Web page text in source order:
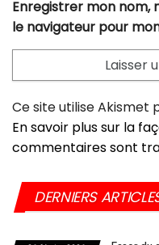
Enregistrer mon nom,
le navigateur pour
Ce site utilise Akismet
En savoir plus sur la
commentaires sont
DERNIERS